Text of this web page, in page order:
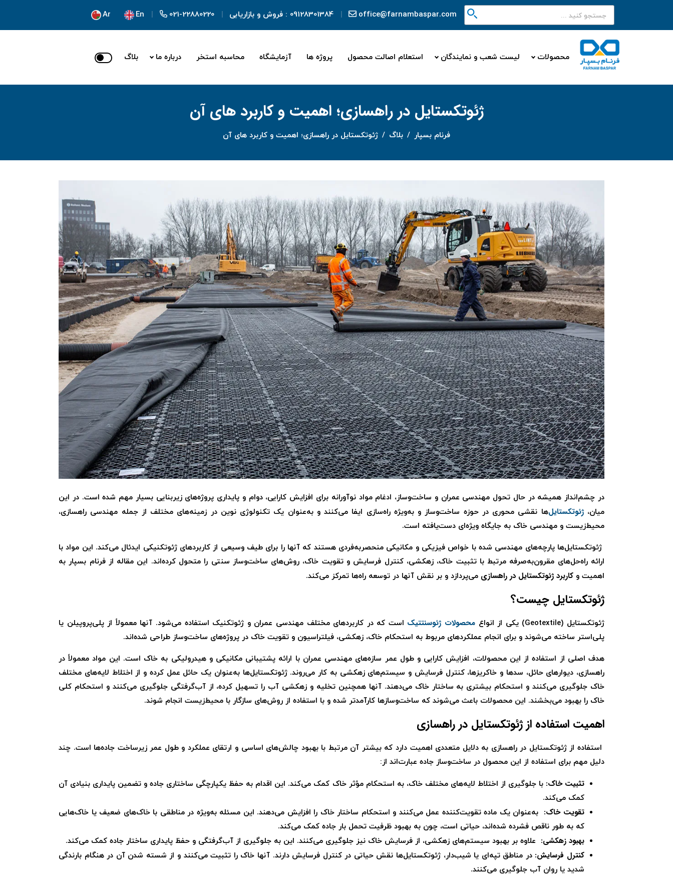
office@farnambaspar.com
09128301384 : فروش و بازاریابی 021-22880220
En
Ar
محصولات لیست شعب و نمایندگان استعلام اصالت محصول پروژه ها آزمایشگاه محاسبه استخر درباره ما بلاگ
ژئوتکستایل در راهسازی؛ اهمیت و کاربرد های آن
فرنام بسپار / بلاگ / ژئوتکستایل در راهسازی؛ اهمیت و کاربرد های آن
در چشم‌انداز همیشه در حال تحول مهندسی عمران و ساخت‌وساز، ادغام مواد نوآورانه برای افزایش کارایی، دوام و پایداری پروژه‌های زیربنایی بسیار مهم شده است. در این
میان،ژئوتکستایل‌ها نقشی محوری در حوزه ساخت‌وساز و به‌ویژه راه‌سازی ایفا می‌کنند و به‌عنوان یک تکنولوژی نوین در زمینه‌های مختلف از جمله مهندسی راهسازی،
محیط‌زیست و مهندسی خاک به جایگاه ویژه‌ای دست‌یافته است.
ژئوتکستایل‌ها پارچه‌های مهندسی شده با خواص فیزیکی و مکانیکی منحصربه‌فردی هستند که آنها را برای طیف وسیعی از کاربردهای ژئوتکنیکی ایدئال می‌کند. این مواد با
ارائه راه‌حل‌های مقرون‌به‌صرفه مرتبط با تثبیت خاک، زهکشی، کنترل فرسایش و تقویت خاک، روش‌های ساخت‌وساز سنتی را متحول کرده‌اند. این مقاله از فرنام بسپار به
اهمیت و کاربرد ژئوتکستایل در راهسازی می‌پردازد و بر نقش آنها در توسعه راه‌ها تمرکز می‌کند.
ژئوتکستایل چیست؟
ژئوتکستایل (Geotextile) یکی از انواع محصولات ژئوسنتتیک است که در کاربردهای مختلف مهندسی عمران و ژئوتکنیک استفاده می‌شود. آنها معمولاً از پلی‌پروپیلن یا
پلی‌استر ساخته می‌شوند و برای انجام عملکردهای مربوط به استحکام خاک، زهکشی، فیلتراسیون و تقویت خاک در پروژه‌های ساخت‌وساز طراحی شده‌اند.
هدف اصلی از استفاده از این محصولات، افزایش کارایی و طول عمر سازه‌های مهندسی عمران با ارائه پشتیبانی مکانیکی و هیدرولیکی به خاک است. این مواد معمولاً در
راهسازی، دیوارهای حائل، سدها و خاکریزها، کنترل فرسایش و سیستم‌های زهکشی به کار می‌روند. ژئوتکستایل‌ها به‌عنوان یک حائل عمل کرده و از اختلاط لایه‌های مختلف
خاک جلوگیری می‌کنند و استحکام بیشتری به ساختار خاک می‌دهند. آنها همچنین تخلیه و زهکشی آب را تسهیل کرده، از آب‌گرفتگی جلوگیری می‌کنند و استحکام کلی
خاک را بهبود می‌بخشند. این محصولات باعث می‌شوند که ساخت‌وسازها کارآمدتر شده و با استفاده از روش‌های سازگار با محیط‌زیست انجام شوند.
اهمیت استفاده از ژئوتکستایل در راهسازی
استفاده از ژئوتکستایل در راهسازی به دلایل متعددی اهمیت دارد که بیشتر آن مرتبط با بهبود چالش‌های اساسی و ارتقای عملکرد و طول عمر زیرساخت جاده‌ها است. چند
دلیل مهم برای استفاده از این محصول در ساخت‌وساز جاده عبارت‌اند از:
تثبیت خاک: با جلوگیری از اختلاط لایه‌های مختلف خاک، به استحکام مؤثر خاک کمک می‌کند. این اقدام به حفظ یکپارچگی ساختاری جاده و تضمین پایداری بنیادی آن
کمک می‌کند.
تقویت خاک: به‌عنوان یک ماده تقویت‌کننده عمل می‌کنند و استحکام ساختار خاک را افزایش می‌دهند. این مسئله به‌ویژه در مناطقی با خاک‌های ضعیف یا خاک‌هایی
که به طور ناقص فشرده شده‌اند، حیاتی است، چون به بهبود ظرفیت تحمل بار جاده کمک می‌کند.
بهبود زهکشی: علاوه بر بهبود سیستم‌های زهکشی، از فرسایش خاک نیز جلوگیری می‌کنند. این به جلوگیری از آب‌گرفتگی و حفظ پایداری ساختار جاده کمک می‌کند.
کنترل فرسایش: در مناطق تپه‌ای یا شیب‌دار، ژئوتکستایل‌ها نقش حیاتی در کنترل فرسایش دارند. آنها خاک را تثبیت می‌کنند و از شسته شدن آن در هنگام بارندگی
شدید یا روان آب جلوگیری می‌کنند.